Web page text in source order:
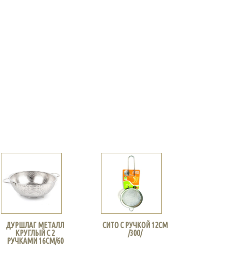
ДУРШЛАГ МЕТАЛЛ
КРУГЛЫЙ С 2
РУЧКАМИ 16СМ/60
СИТО С РУЧКОЙ 12СМ
/300/